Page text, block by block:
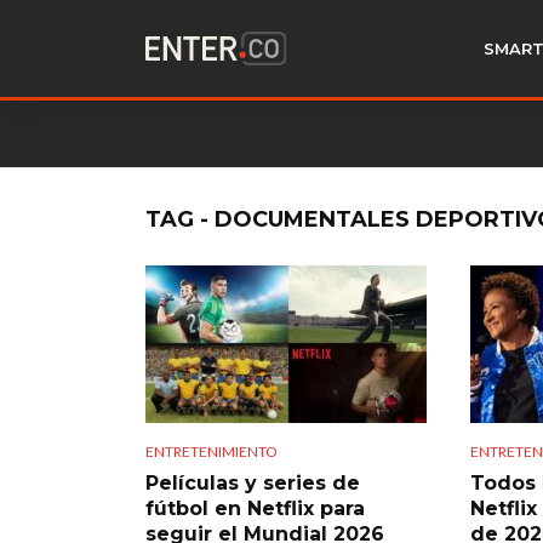
TAG - DOCUMENTALES
ENTRETENIMIENTO
Películas y series de
fútbol en Netflix para
seguir el Mundial 2026
Todos
Netflix
de